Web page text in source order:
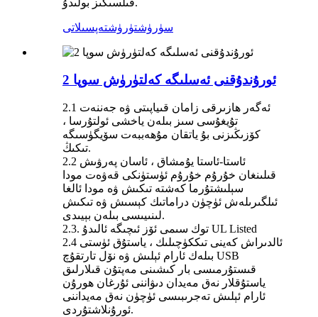
سۈرۈشتۈرۈشتەپسىلاتى
2 ئورۇندۇقنى ئەسلىگە كەلتۈرۈش سوپا
2.1 ئەگەر ھازىرقى زامان قىياپىتى ۋە جەننەت
تۇيغۇسى سىز بىلەن ياخشى ئولتۇرسا ،
كۆزىڭىزنى بۇ ياتقان مۇھەببەت سۆيگۈسىگە
تىكىڭ.
2.2 ئاستا-ئاستا يۇمشاق ، ئاسان پەرۋىش
قىلىنغان خۇرۇم خۇرۇم ئۈستۈنكى قەۋەت مودا
سېلىشتۇرما كەشتە تىكىش ۋە مودا ئالغا
ئىلگىرىلەش ئۈچۈن دراماتىك كېسىش ۋە تىكىش
لىنىيىسى بىلەن بېيىدى.
2.3. توك سىمى ئۆز ئىچىگە ئالىدۇ UL Listed
2.4 ئالدىراش كەينى تىككۈچىلىك ، ياستۇق ئۈستى
بىلەك ئارام ئېلىش ۋە نۆل تارتقۇچ USB
قىستۇرمىسى بار كىشىنى مەپتۇن قىلارلىق
ياستۇقلار نەق مەيدان دىۋاننى ئۇرغان ھورۇن
ئارام ئېلىش تەجرىبىسى ئۈچۈن نەق مەيداننى
ئورۇنلاشتۇردى.